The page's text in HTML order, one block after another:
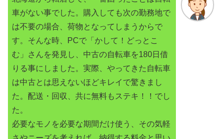
車がない事でした。購入しても次の勤務地で
は不要の場合、荷物となってしまうからで
す。そんな時、PCで「かして！どっとこ
む」さんを発見し、中古の自転車を180日借
りる事にしました。実際、やってきた自転車
は中古とは思えないほどキレイで驚きまし
た。配送・回収、共に無料もステキ！！でし
た。
必要なモノを必要な期間だけ使う、その気軽